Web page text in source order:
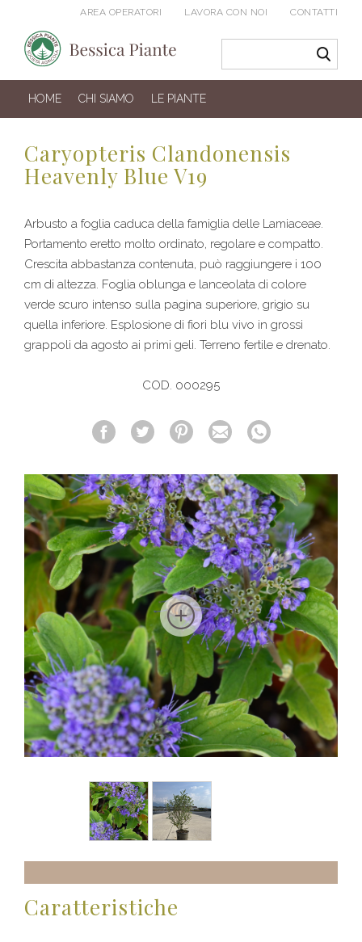
AREA OPERATORI LAVORA CON NOI CONTATTI
HOME CHI SIAMO LE PIANTE
Caryopteris Clandonensis
Heavenly Blue V19
Arbusto a foglia caduca della famiglia delle Lamiaceae.
Portamento eretto molto ordinato, regolare e compatto.
Crescita abbastanza contenuta, può raggiungere i 100
cm di altezza. Foglia oblunga e lanceolata di colore
verde scuro intenso sulla pagina superiore, grigio su
quella inferiore. Esplosione di fiori blu vivo in grossi
grappoli da agosto ai primi geli. Terreno fertile e drenato.
COD. 000295
Caratteristiche